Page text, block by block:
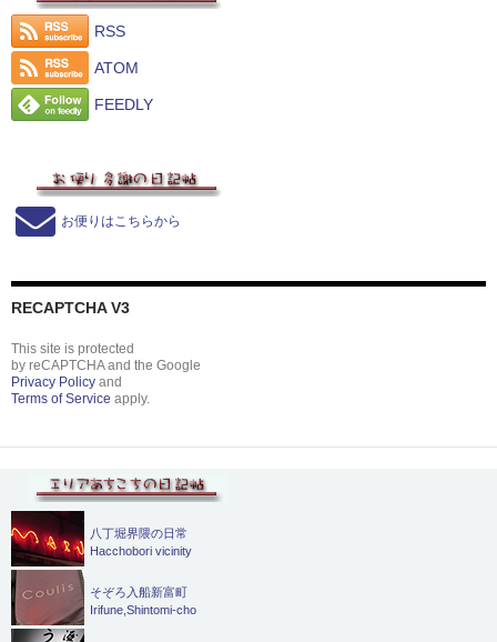
RSS
ATOM
FEEDLY
お便りはこちらから
RECAPTCHA V3
This site is protected
by reCAPTCHA and the Google
Privacy Policy and
Terms of Service apply.
八丁堀界隈の日常
Hacchobori vicinity
そぞろ入船新富町
Irifune,Shintomi-cho